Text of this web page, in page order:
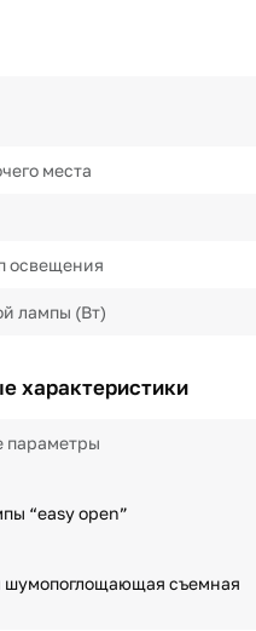
места
освещения
лампы (Вт)
характеристики
параметры
“easy open”
съемная